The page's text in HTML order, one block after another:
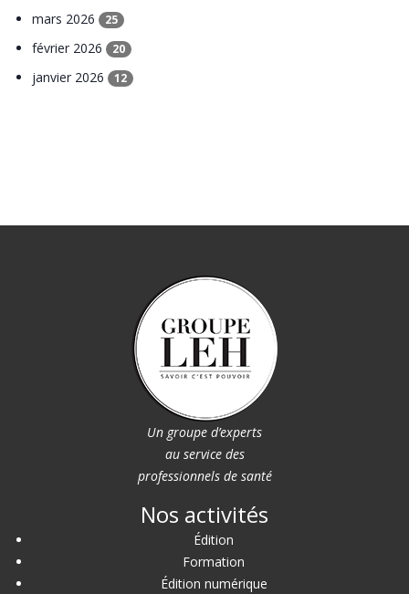
mars 2026 25
février 2026 20
janvier 2026 12
Un groupe d’experts
au service des
professionnels de santé
Nos activités
Édition
Formation
Édition numérique